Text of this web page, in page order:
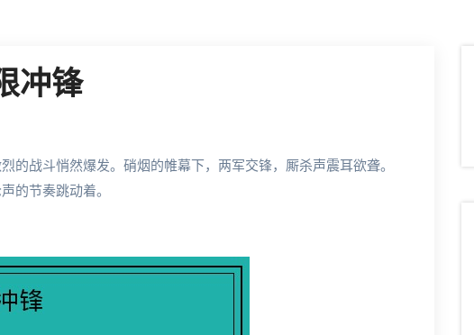
冲锋
的战斗悄然爆发。硝烟的帷幕下，两军交锋，厮杀声震耳欲聋。
的节奏跳动着。